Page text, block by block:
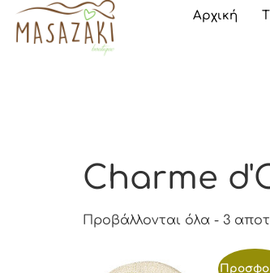
Αρχική
Charme
Προβάλλονται όλα - 3